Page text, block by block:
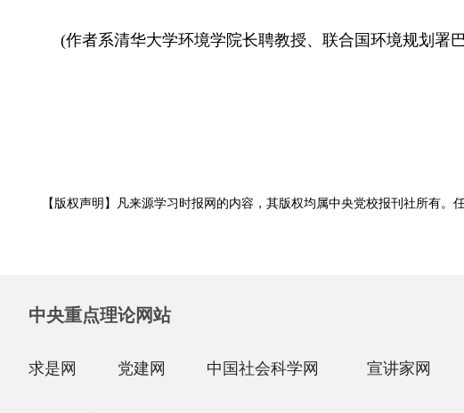
(作者系清华大学环境学院长聘教授、联合国环境规划署
【版权声明】凡来源学习时报网的内容，其版权均属中央党校报刊社所有
中央重点理论网站
求是网 党建网 中国社会科学网 宣讲家网